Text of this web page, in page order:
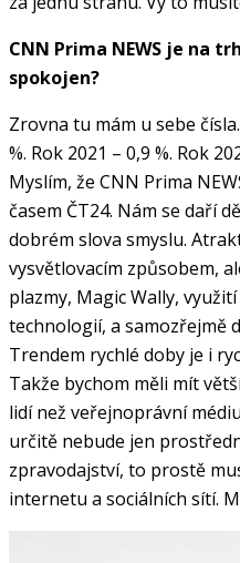
CNN Prima NEWS je na
spokojen?
Zrovna tu mám u sebe
%. Rok 2021 – 0,9 %. Rok
Myslím, že CNN Prima
časem ČT24. Nám se daří
dobrém slova smyslu.
vysvětlovacím způsobem,
plazmy, Magic Wally,
technologií, a samozřejmě
Trendem rychlé doby je i
Takže bychom měli mít
lidí než veřejnoprávní
určitě nebude jen
zpravodajství, to prostě
internetu a sociálních sítí.